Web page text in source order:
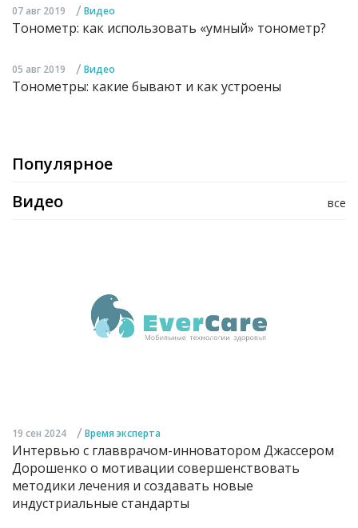
07 авг 2019 / Видео
Тонометр: как использовать «умный» тонометр?
05 авг 2019 / Видео
Тонометры: какие бывают и как устроены
Популярное
все
Видео
19 сен 2024 / Время эксперта
Интервью с главврачом-инноватором Джассером
Дорошенко о мотивации совершенствовать
методики лечения и создавать новые
индустриальные стандарты